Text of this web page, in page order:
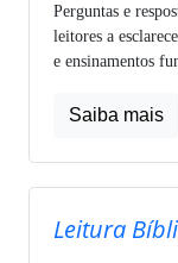
Perguntas e
leitores a
e ensinamentos
Saiba mais
Leitura